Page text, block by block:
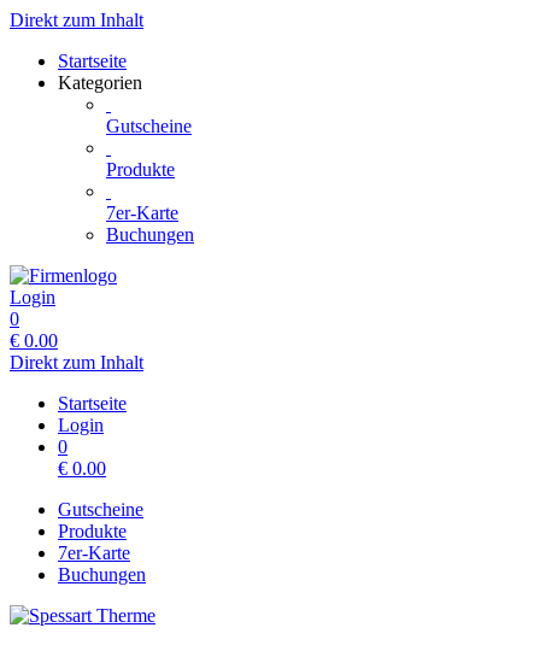
Direkt zum Inhalt
Startseite
Kategorien
Gutscheine
Produkte
7er-Karte
Buchungen
Login
0
€ 0.00
Direkt zum Inhalt
Startseite
Login
0
€ 0.00
Gutscheine
Produkte
7er-Karte
Buchungen